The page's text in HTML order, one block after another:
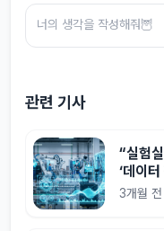
관련 기사
“실험
‘데이
3개월 전